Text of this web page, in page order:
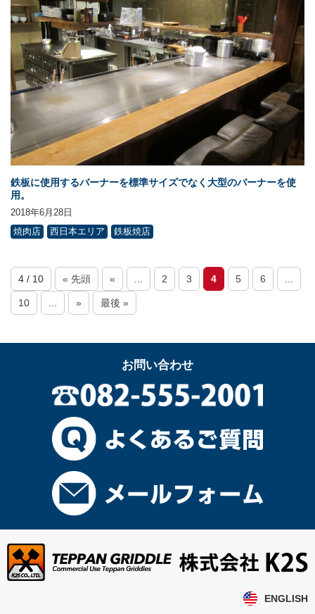
鉄板に使用するバーナーを標準サイズでなく大型のバーナーを使
用。
2018年6月28日
焼肉店
西日本エリア 鉄板焼店
4 / 10 « 先頭 « 2 3 4 5 6
10 » 最後 »
お問い合わせ
ENGLISH